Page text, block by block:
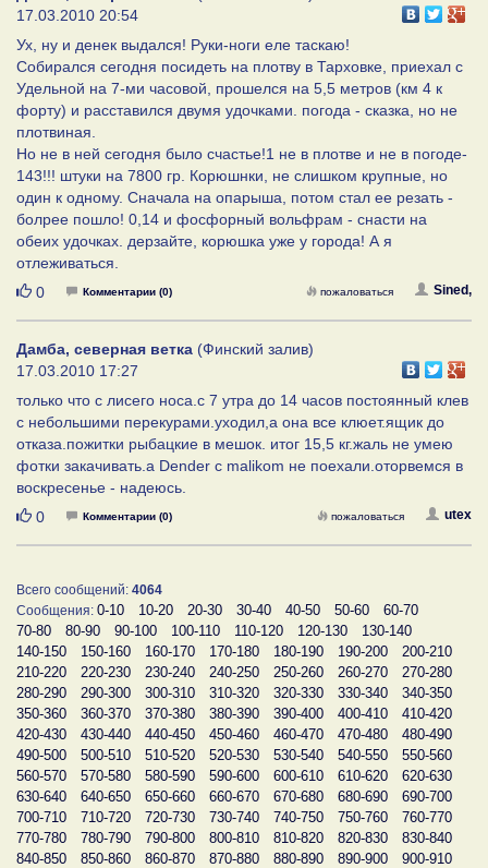
17.03.2010 20:54
Ух, ну и денек выдался! Руки-ноги еле таскаю!
Собирался сегодня посидеть на плотву в Тарховке, приехал с
Удельной на 7-ми часовой, прошелся на 5,5 метров (км 4 к
форту) и расставился двумя удочками. погода - сказка, но не
плотвиная.
Но не в ней сегодня было счастье!1 не в плотве и не в погоде-
143!!! штуки на 7800 гр. Корюшнки, не слишком крупные, но
один к одному. Сначала на опарыша, потом стал ее резать -
болрее пошло! 0,14 и фосфорный вольфрам - снасти на
обеих удочках. дерзайте, корюшка уже у города! А я
отлеживаться.
Нравится
0 Комментарии (0) Sined,
пожаловаться
Дамба, северная ветка (Финский залив)
17.03.2010 17:27
только что с лисего носа.с 7 утра до 14 часов постоянный клев
с небольшими перекурами.уходил,а она все клюет.ящик до
отказа.пожитки рыбацкие в мешок. итог 15,5 кг.жаль не умею
фотки закачивать.а Dender с malikom не поехали.оторвемся в
воскресенье - надеюсь.
Нравится
0 Комментарии (0) utex
пожаловаться
Всего сообщений: 4064
Сообщения: 0-10 10-20 20-30 30-40 40-50 50-60
60-70
70-80
80-90 90-100 100-110 110-120 120-130
130-140
140-150
150-160 160-170 170-180 180-190 190-200
200-210
210-220
220-230 230-240 240-250 250-260 260-270
270-280
280-290
290-300 300-310 310-320 320-330 330-340
340-350
350-360
360-370 370-380 380-390 390-400 400-410
410-420
420-430
430-440 440-450 450-460 460-470 470-480
480-490
490-500
500-510 510-520 520-530 530-540 540-550
550-560
560-570
570-580 580-590 590-600 600-610 610-620
620-630
630-640
640-650 650-660 660-670 670-680 680-690
690-700
700-710
710-720 720-730 730-740 740-750 750-760
760-770
770-780
780-790 790-800 800-810 810-820 820-830
830-840
840-850
850-860 860-870 870-880 880-890 890-900
900-910